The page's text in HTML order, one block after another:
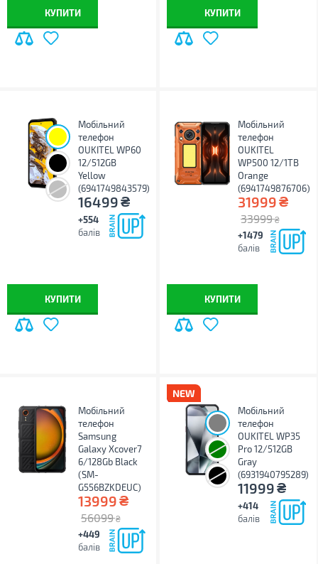
КУПИТИ КУПИТИ
Мобільний
телефон
OUKITEL WP60
12/512GB
Yellow
(6941749843579)
16499₴
+554
балів
КУПИТИ
Мобільний
телефон
OUKITEL
WP500 12/1TB
Orange
(6941749876706)
31999₴
33999 ₴
+1479
балів
КУПИТИ
Мобільний
телефон
Samsung
Galaxy Xcover7
6/128Gb Black
(SM-
G556BZKDEUC)
13999₴
56099 ₴
+449
балів
Мобільний
телефон
OUKITEL WP35
Pro 12/512GB
Gray
(6931940795289)
11999₴
+414
балів